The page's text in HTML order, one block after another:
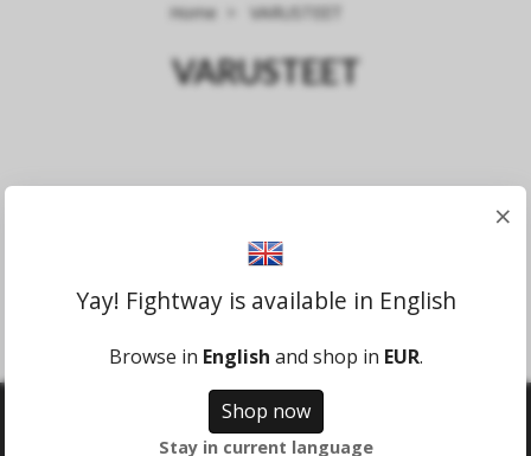
Home VARUSTEET
VARUSTEET
×
Yay! Fightway is available in English
Browse in English and shop in EUR.
Shop now
Stay in current language